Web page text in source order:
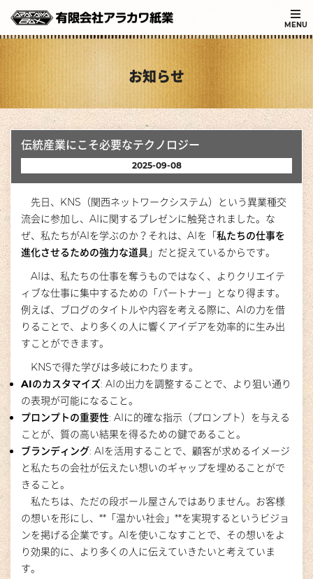
MENU
お知らせ
伝統産業にこそ必要なテクノロジー
2025-09-08
先日、KNS（関西ネットワークシステム）という異業種交
流会に参加し、AIに関するプレゼンに触発されました。な
ぜ、私たちがAIを学ぶのか？それは、AIを「私たちの仕事を
進化させるための強力な道具 」だと捉えているからです。
AIは、私たちの仕事を奪うものではなく、よりクリエイテ
ィブな仕事に集中するための「パートナー」となり得ます。
例えば、ブログのタイトルや内容を考える際に、AIの力を借
りることで、より多くの人に響くアイデアを効率的に生み出
すことができます。
KNSで得た学びは多岐にわたります。
AIのカスタマイズ: AIの出力を調整することで、より狙い通り
の表現が可能になること。
プロンプトの重要性: AIに的確な指示（プロンプト）を与える
ことが、質の高い結果を得るための鍵であること。
ブランディング: AIを活用することで、顧客が求めるイメージ
と私たちの会社が伝えたい想いのギャップを埋めることがで
きること。
私たちは、ただの段ボール屋さんではありません。お客様
の想いを形にし、**「温かい社会」**を実現するというビジョ
ンを掲げる企業です。AIを使いこなすことで、その想いをよ
り効果的に、より多くの人に伝えていきたいと考えていま
す。